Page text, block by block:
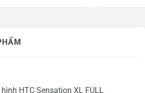
HTC Sensation XL FULL